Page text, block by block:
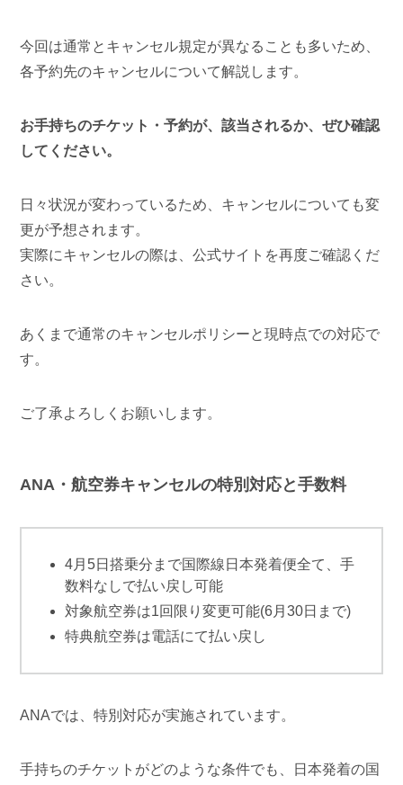
今回は通常とキャンセル規定が異なることも多いため、
各予約先のキャンセルについて解説します。
お手持ちのチケット・予約が、該当されるか、ぜひ確認
してください。
日々状況が変わっているため、キャンセルについても変
更が予想されます。
実際にキャンセルの際は、公式サイトを再度ご確認くだ
さい。
あくまで通常のキャンセルポリシーと現時点での対応で
す。
ご了承よろしくお願いします。
ANA・航空券キャンセルの特別対応と手数料
4月5日搭乗分まで国際線日本発着便全て、手
数料なしで払い戻し可能
対象航空券は1回限り変更可能(6月30日まで)
特典航空券は電話にて払い戻し
ANAでは、特別対応が実施されています。
手持ちのチケットがどのような条件でも、日本発着の国